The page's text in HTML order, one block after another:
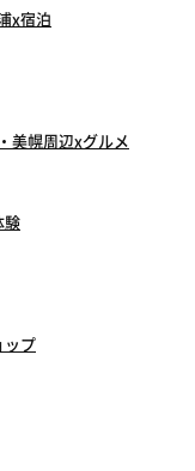
x宿泊
美幌周辺xグルメ
験
ップ